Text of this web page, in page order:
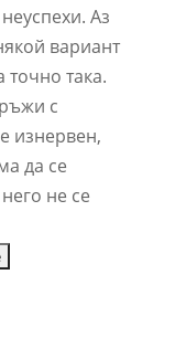
Аз
вариант
точно така.
с
изнервен,
да се
не се